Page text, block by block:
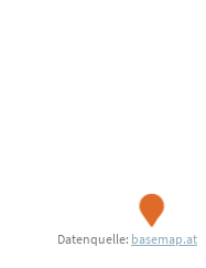
Datenquelle: basemap.at